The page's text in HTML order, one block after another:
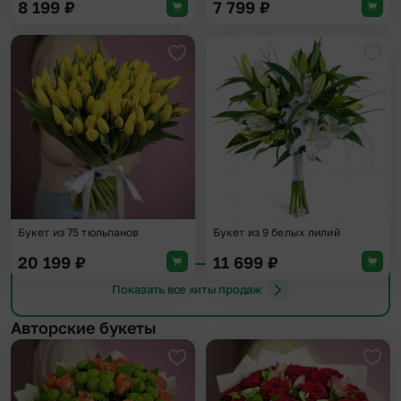
8 199 ₽ 7 799 ₽
Добавить в избранное
Букет из 75 тюльпанов
20 199 ₽
Букет из 9 белых лилий
11 699 ₽
Показать все хиты продаж
Авторские букеты
Добавить в избранное